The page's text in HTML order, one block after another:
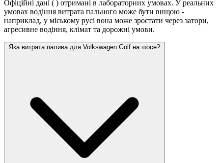
Офіційні дані ( ) отримані в лабораторних умовах. У реальних
умовах водіння витрата пального може бути вищою -
наприклад, у міському русі вона може зростати через затори,
агресивне водіння, клімат та дорожні умови.
Яка витрата палива для Volkswagen Golf на шосе?